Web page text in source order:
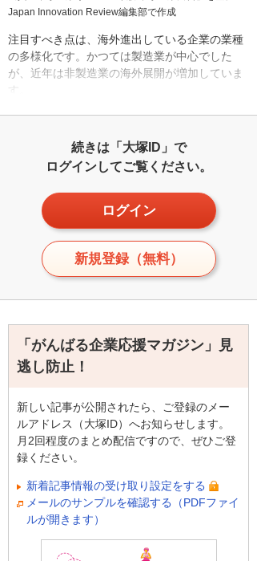
Japan Innovation Review編集部で作成
注目すべき点は、海外進出している企業の業種
の多様化です。かつては製造業が中心でした
が、近年は非製造業の海外展開が増加していま
す。
続きは「大塚ID」で
ログインしてご覧ください。
ログイン
新規登録（無料）
「がんばる企業応援マガジン」見
逃し防止！
新しい記事が公開されたら、ご登録のメー
ルアドレス（大塚ID）へお知らせします。
月2回程度のまとめ配信ですので、ぜひご登
録ください。
新着記事情報の受け取り設定をする
メールのサンプルを確認する（PDFファイ
ルが開きます）